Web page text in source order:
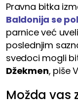
Pravna bitka
Baldonija se
parnice već
poslednjim
svedoci mogli
Džekmen, piše
Možda vas